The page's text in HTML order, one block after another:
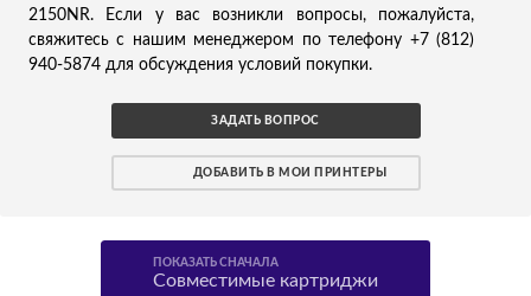
2150NR. Если у вас возникли вопросы, пожалуйста,
свяжитесь с нашим менеджером по телефону +7 (812)
940-5874 для обсуждения условий покупки.
ЗАДАТЬ ВОПРОС
ДОБАВИТЬ В МОИ ПРИНТЕРЫ
ПОКАЗАТЬ СНАЧАЛА
Совместимые картриджи